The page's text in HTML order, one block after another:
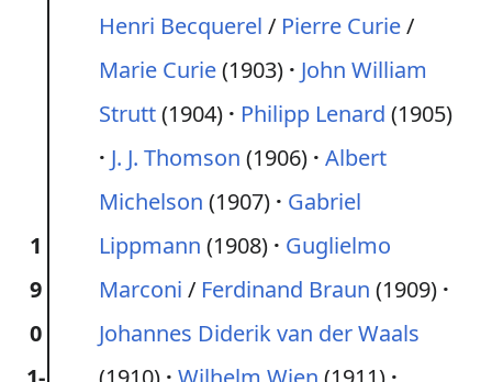
1
9
0
Henri Becquerel / Pierre Curie/
Marie Curie(1903)
John William
Strutt(1904) Philipp Lenard (1905)
J. J. Thomson (1906) Albert
Michelson (1907)
Gabriel
Lippmann (1908)
Guglielmo
Marconi / Ferdinand Braun (1909)
Johannes Diderik van der Waals